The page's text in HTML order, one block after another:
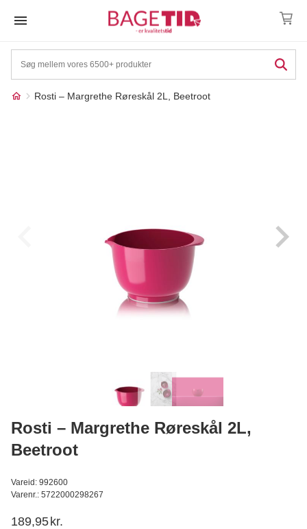
Rosti – Margrethe Røreskål 2L, Beetroot
Læg i kurv
Rosti – Margrethe Røreskål 2L,
Beetroot
Vareid: 992600
Varenr.: 5722000298267
189,95 kr.